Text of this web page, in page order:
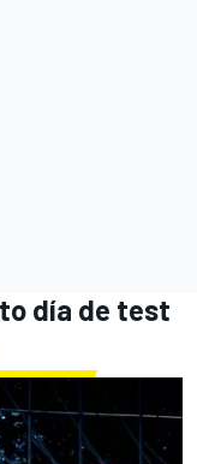
día de test